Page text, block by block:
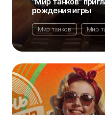
рождения игры
Мир танков Мир